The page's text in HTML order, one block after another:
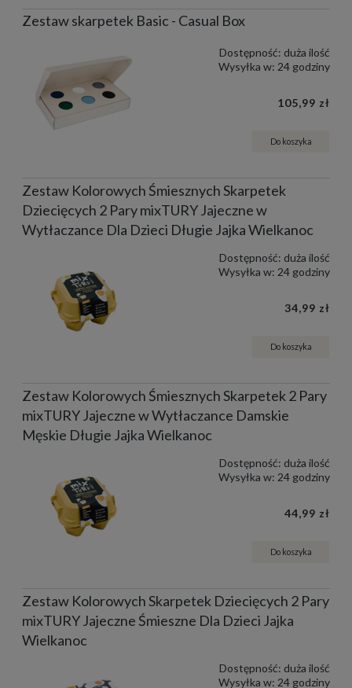
Zestaw skarpetek Basic - Casual Box
Dostępność: duża ilość
Wysyłka w: 24 godziny
105,99 zł
Do koszyka
Zestaw Kolorowych Śmiesznych Skarpetek
Dziecięcych 2 Pary mixTURY Jajeczne w
Wytłaczance Dla Dzieci Długie Jajka Wielkanoc
Dostępność: duża ilość
Wysyłka w: 24 godziny
34,99 zł
Do koszyka
Zestaw Kolorowych Śmiesznych Skarpetek 2 Pary
mixTURY Jajeczne w Wytłaczance Damskie
Męskie Długie Jajka Wielkanoc
Dostępność: duża ilość
Wysyłka w: 24 godziny
44,99 zł
Do koszyka
Zestaw Kolorowych Skarpetek Dziecięcych 2 Pary
mixTURY Jajeczne Śmieszne Dla Dzieci Jajka
Wielkanoc
Dostępność: duża ilość
Wysyłka w: 24 godziny